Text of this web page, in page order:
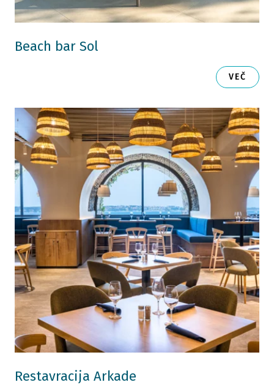
Beach bar Sol
VEČ
Restavracija Arkade